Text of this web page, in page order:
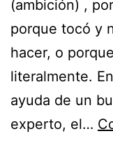
(ambición) ,
porque tocó y
hacer, o
literalmente.
ayuda de un
experto, el…